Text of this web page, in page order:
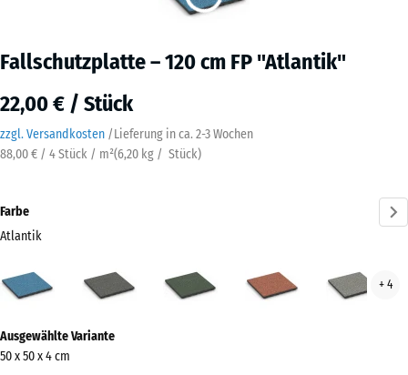
Fallschutzplatte – 120 cm FP "Atlantik"
22,00 € / Stück
zzgl. Versandkosten /Lieferung in ca. 2-3 Wochen
88,00 € / 4 Stück / m²(6,20 kg / Stück)
Farbe
Atlantik
(active)
Dunkelgrauer
Granit
Englischer
Rasen
+ 4
Informationen
zu
Ausgewählte Variante
50 x 50 x 4 cm